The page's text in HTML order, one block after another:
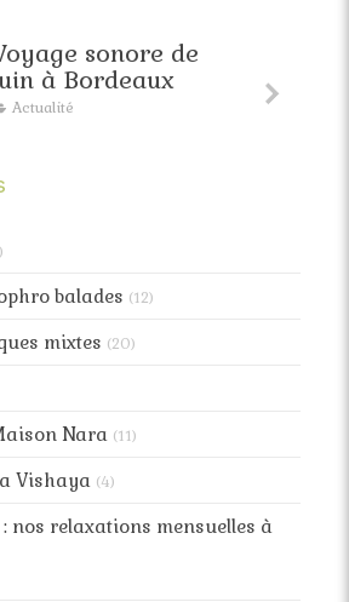
sonore de
à Bordeaux
Actualité
balades (12)
mixtes (20)
Nara (11)
Vishaya (4)
nos relaxations mensuelles à